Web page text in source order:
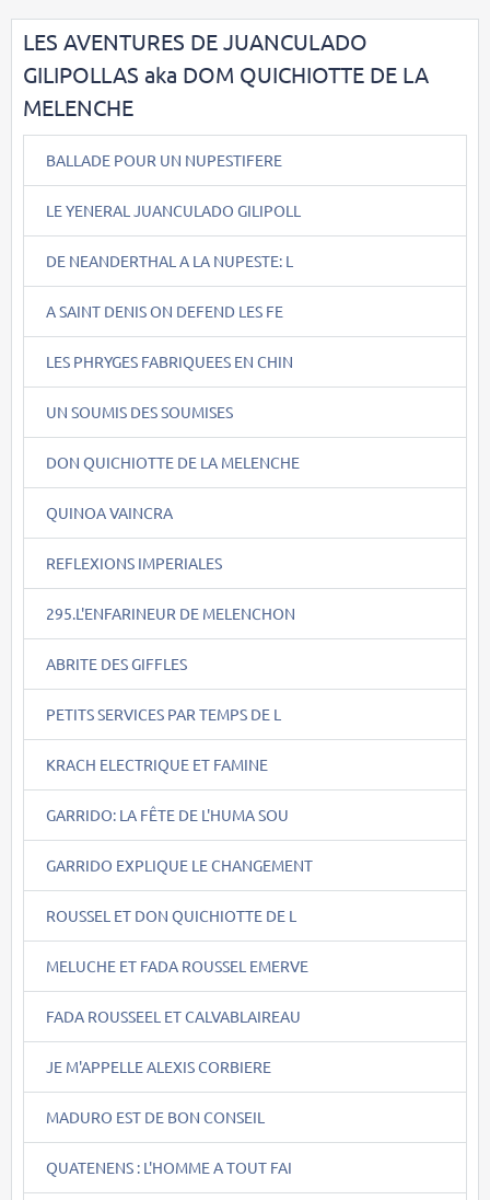
LES AVENTURES DE JUANCULADO
GILIPOLLAS aka DOM QUICHIOTTE DE LA
MELENCHE
BALLADE POUR UN NUPESTIFERE
LE YENERAL JUANCULADO GILIPOLL
DE NEANDERTHAL A LA NUPESTE: L
A SAINT DENIS ON DEFEND LES FE
LES PHRYGES FABRIQUEES EN CHIN
UN SOUMIS DES SOUMISES
DON QUICHIOTTE DE LA MELENCHE
QUINOA VAINCRA
REFLEXIONS IMPERIALES
295.L'ENFARINEUR DE MELENCHON
ABRITE DES GIFFLES
PETITS SERVICES PAR TEMPS DE L
KRACH ELECTRIQUE ET FAMINE
GARRIDO: LA FÊTE DE L'HUMA SOU
GARRIDO EXPLIQUE LE CHANGEMENT
ROUSSEL ET DON QUICHIOTTE DE L
MELUCHE ET FADA ROUSSEL EMERVE
FADA ROUSSEEL ET CALVABLAIREAU
JE M'APPELLE ALEXIS CORBIERE
MADURO EST DE BON CONSEIL
QUATENENS : L'HOMME A TOUT FAI